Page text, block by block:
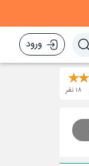
ورود
18 نفر